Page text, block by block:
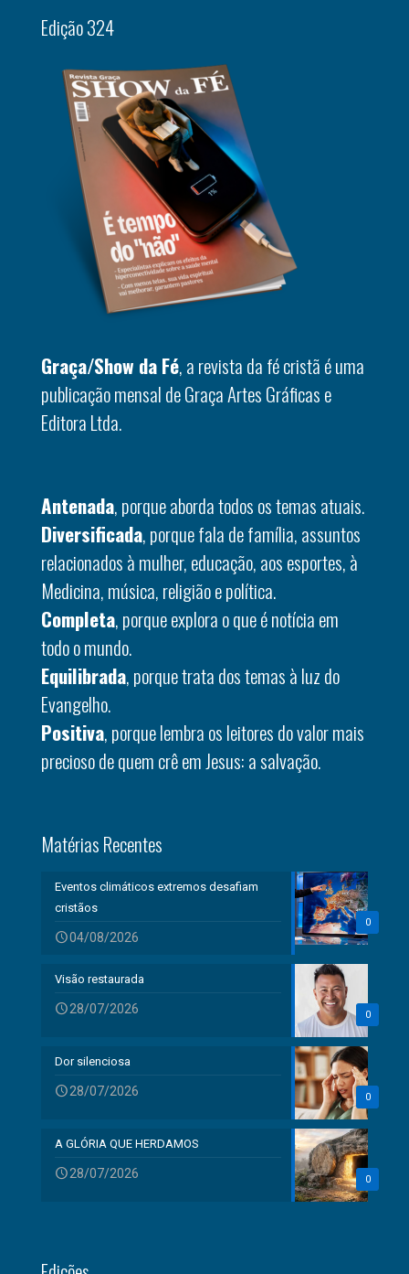
Edição 324
Graça/Show da Fé, a revista da fé cristã é uma
publicação mensal de Graça Artes Gráficas e
Editora Ltda.
Antenada, porque aborda todos os temas atuais.
Diversificada, porque fala de família, assuntos
relacionados à mulher, educação, aos esportes, à
Medicina, música, religião e política.
Completa, porque explora o que é notícia em
todo o mundo.
Equilibrada, porque trata dos temas à luz do
Evangelho.
Positiva, porque lembra os leitores do valor mais
precioso de quem crê em Jesus: a salvação.
Matérias Recentes
0
Eventos climáticos extremos desafiam
cristãos
04/08/2026
0
Visão restaurada
28/07/2026
0
Dor silenciosa
28/07/2026
0
A GLÓRIA QUE HERDAMOS
28/07/2026